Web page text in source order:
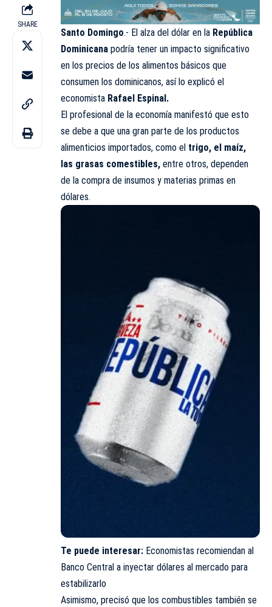
SHARE
Santo Domingo.- El alza del dólar en la República
Dominicana podría tener un impacto significativo
en los precios de los alimentos básicos que
consumen los dominicanos, así lo explicó el
economista Rafael Espinal.
El profesional de la economía manifestó que esto
se debe a que una gran parte de los productos
alimenticios importados, como el trigo, el maíz,
las grasas comestibles, entre otros, dependen
de la compra de insumos y materias primas en
dólares.
Te puede interesar: Economistas recomiendan al
Banco Central a inyectar dólares al mercado para
estabilizarlo
Asimismo, precisó que los combustibles también se